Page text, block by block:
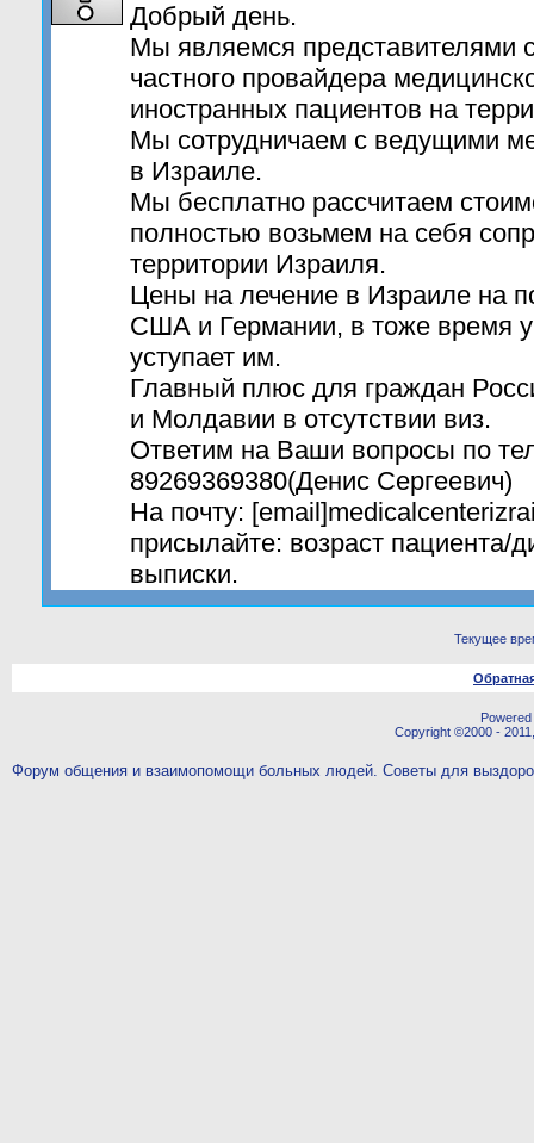
Добрый день.
Мы являемся представителями
частного провайдера
иностранных пациентов на
Мы сотрудничаем с ведущими
в Израиле.
Мы бесплатно рассчитаем
полностью возьмем на себя
территории Израиля.
Цены на лечение в Израиле на
США и Германии, в тоже время
уступает им.
Главный плюс для граждан
и Молдавии в отсутствии виз.
Ответим на Ваши вопросы по
89269369380(Денис Сергеевич)
На почту:
присылайте: возраст пациента/
выписки.
Текущее
Copyright ©2000 -
Форум общения и взаимопомощи больных людей. Советы для